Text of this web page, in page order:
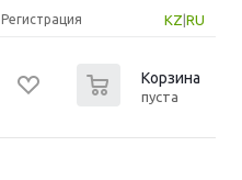
KZ RU
Регистрация
Корзина
пуста